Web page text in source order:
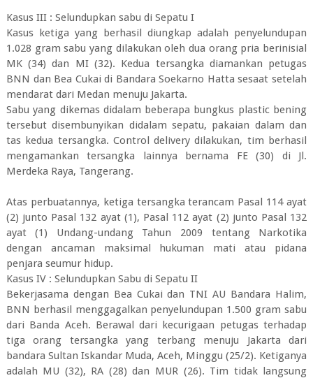
Kasus III : Selundupkan sabu di Sepatu I
Kasus ketiga yang berhasil diungkap adalah penyelundupan
1.028 gram sabu yang dilakukan oleh dua orang pria berinisial
MK (34) dan MI (32). Kedua tersangka diamankan petugas
BNN dan Bea Cukai di Bandara Soekarno Hatta sesaat setelah
mendarat dari Medan menuju Jakarta.
Sabu yang dikemas didalam beberapa bungkus plastic bening
tersebut disembunyikan didalam sepatu, pakaian dalam dan
tas kedua tersangka. Control delivery dilakukan, tim berhasil
mengamankan tersangka lainnya bernama FE (30) di Jl.
Merdeka Raya, Tangerang.
Atas perbuatannya, ketiga tersangka terancam Pasal 114 ayat
(2) junto Pasal 132 ayat (1), Pasal 112 ayat (2) junto Pasal 132
ayat (1) Undang-undang Tahun 2009 tentang Narkotika
dengan ancaman maksimal hukuman mati atau pidana
penjara seumur hidup.
Kasus IV : Selundupkan Sabu di Sepatu II
Bekerjasama dengan Bea Cukai dan TNI AU Bandara Halim,
BNN berhasil menggagalkan penyelundupan 1.500 gram sabu
dari Banda Aceh. Berawal dari kecurigaan petugas terhadap
tiga orang tersangka yang terbang menuju Jakarta dari
bandara Sultan Iskandar Muda, Aceh, Minggu (25/2). Ketiganya
adalah MU (32), RA (28) dan MUR (26). Tim tidak langsung